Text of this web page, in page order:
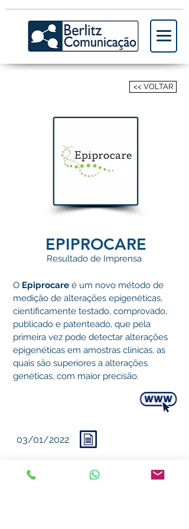
<< VOLTAR
EPIPROCARE
Resultado de Imprensa
O Epiprocare é um novo método de
medição de alterações epigenéticas,
cientificamente testado, comprovado,
publicado e patenteado, que pela
primeira vez pode detectar alterações
epigenéticas em amostras clínicas, as
quais são superiores a alterações
genéticas, com maior precisão.
03/01/2022
O que você pode fazer para
reduzir o risco de câncer de